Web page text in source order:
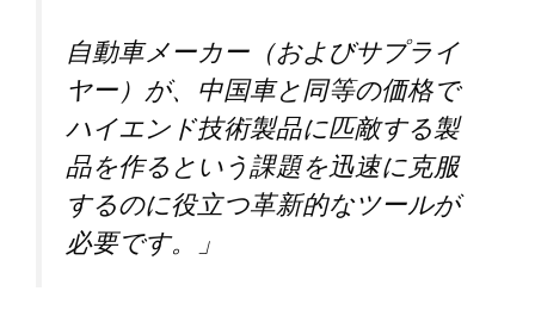
自動車メーカー（およびサプライ
ヤー）が、中国車と同等の価格で
ハイエンド技術製品に匹敵する製
品を作るという課題を迅速に克服
するのに役立つ革新的なツールが
必要です。」